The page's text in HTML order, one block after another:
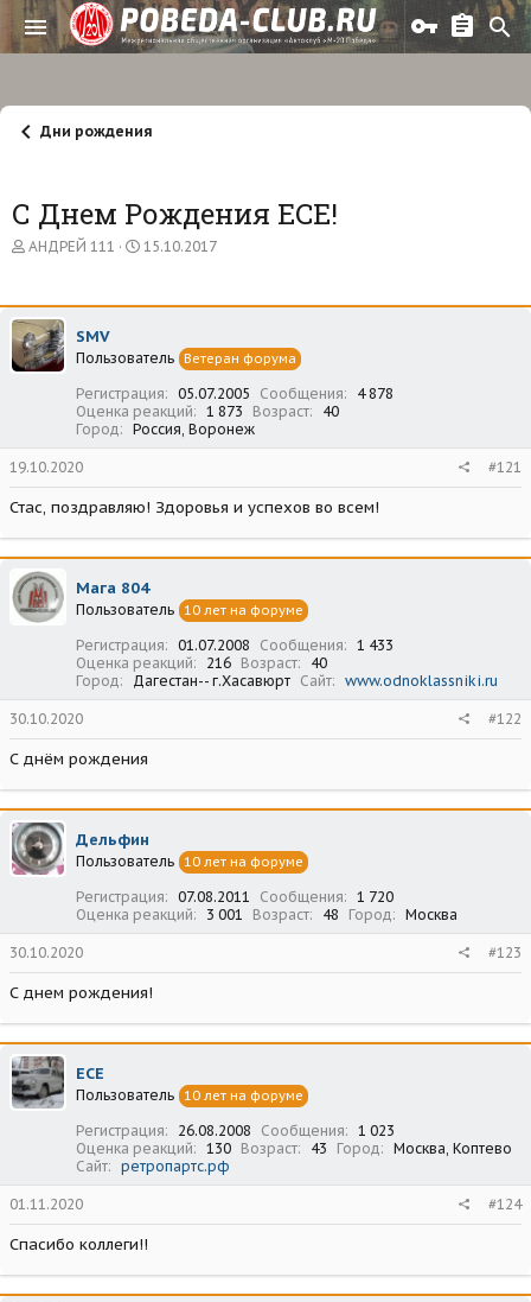
Дни рождения
С Днем Рождения ECE!
А
о
р
т
е
АНДРЕЙ 111
Д
а
ч
л
а
15.10.2017
SMV
Пользователь Ветеран форума
Регистрация 05.07.2005 Сообщения
4 878
Оценка реакций
1 873 Возраст
40
Город
Россия, Воронеж
19.10.2020 #121
Стас, поздравляю! Здоровья и успехов во всем!
Мага 804
Пользователь 10 лет на форуме
Регистрация 01.07.2008 Сообщения
1 433
Оценка реакций
216 Возраст
40
Город
Дагестан-- г.Хасавюрт Сайт www.odnoklassniki.ru
30.10.2020 #122
С днём рождения
Дельфин
Пользователь 10 лет на форуме
Регистрация 07.08.2011 Сообщения
1 720
Оценка реакций
3 001 Возраст 48 Город Москва
30.10.2020 #123
С днем рождения!
ECE
Пользователь 10 лет на форуме
Регистрация 26.08.2008 Сообщения
1 023
Оценка реакций
130 Возраст 43 Город
Москва, Коптево
Сайт
ретропартс.рф
01.11.2020 #124
Спасибо коллеги!!